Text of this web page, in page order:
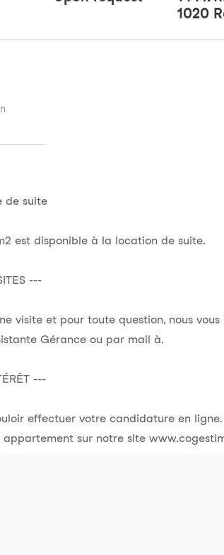
1020
de suite
est disponible à la location de suite.
---
visite et pour toute question, nous
Gérance ou par mail à.
---
effectuer votre candidature en
sur notre site